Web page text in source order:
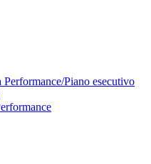
Performance/Piano esecutivo